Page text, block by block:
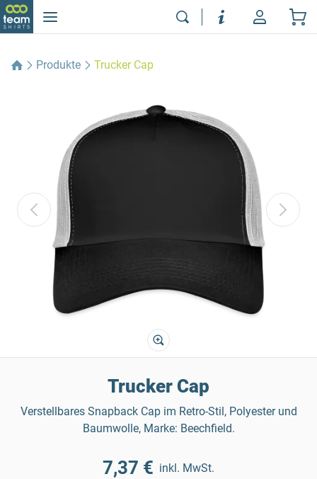
Produkte Trucker Cap
Trucker Cap
Verstellbares Snapback Cap im Retro-Stil, Polyester und
Baumwolle, Marke: Beechfield.
7,37 € inkl. MwSt.